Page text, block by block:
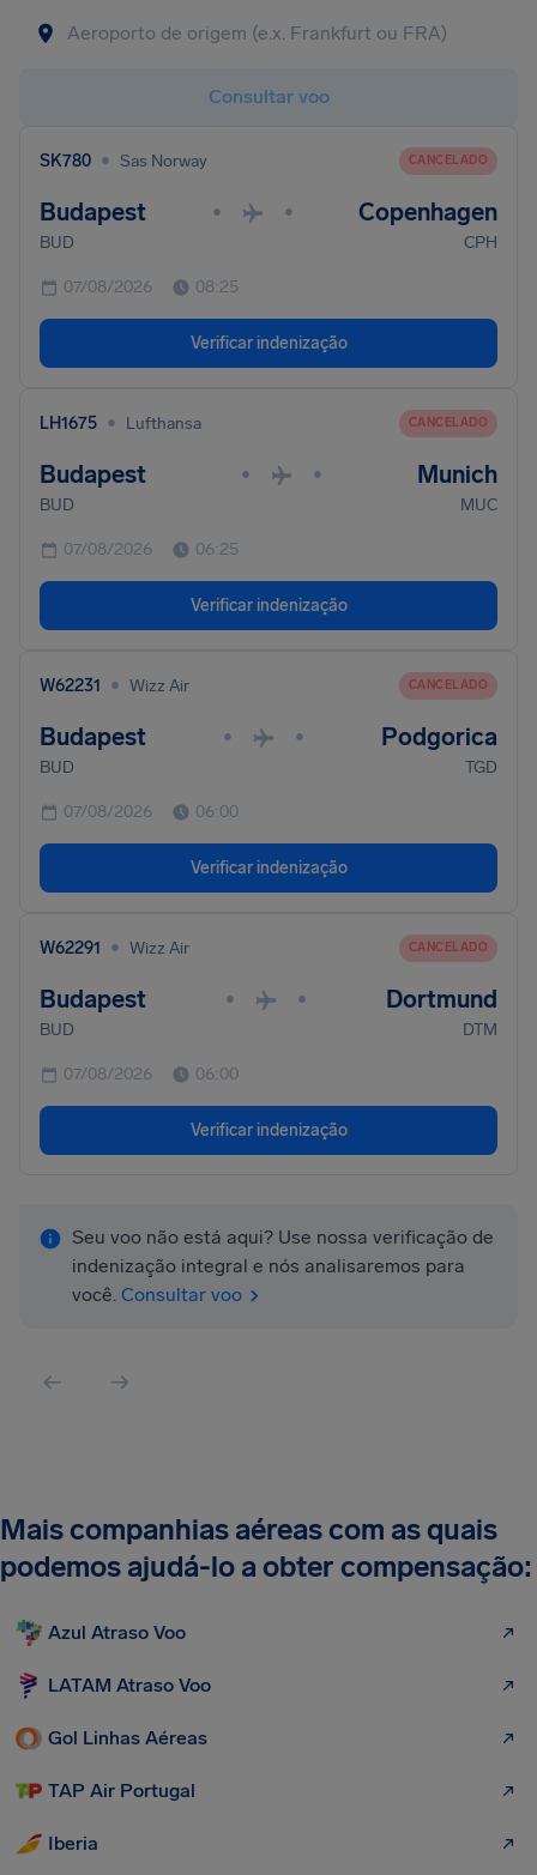
Consultar voo
SK780 • Sas Norway CANCELADO
Budapest • • Copenhagen
BUD CPH
07/08/2026 08:25
Verificar indenização
LH1675 • Lufthansa CANCELADO
Budapest • • Munich
BUD MUC
07/08/2026 06:25
Verificar indenização
W62231 • Wizz Air CANCELADO
Budapest • • Podgorica
BUD TGD
07/08/2026 06:00
Verificar indenização
W62291 • Wizz Air CANCELADO
Budapest • • Dortmund
BUD DTM
07/08/2026 06:00
Verificar indenização
Seu voo não está aqui? Use nossa verificação de
indenização integral e nós analisaremos para
você. Consultar voo
Mais companhias aéreas com as quais
podemos ajudá-lo a obter compensação:
Azul Atraso Voo
LATAM Atraso Voo
Gol Linhas Aéreas
TAP Air Portugal
Iberia